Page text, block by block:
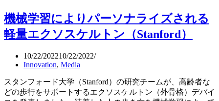
ー
ラ）
を
表
た
め
の
想
ア
シ
ス
機械学習によりパーソナライズされる
軽量エクソスケルトン（Stanford）
10/22/202210/22/2022
Innovation, Media
スタンフォード大学（Stanford）の研究チームが、高齢者な
どの歩行をサポートするエクソスケルトン（外骨格）デバイ